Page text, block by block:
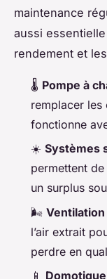
maintenance
aussi
rendement et
🌡️ Pompe à
remplacer les
fonctionne
☀️ Systèmes
permettent
un surplus
🌬️
l’air extrait
perdre en
📱